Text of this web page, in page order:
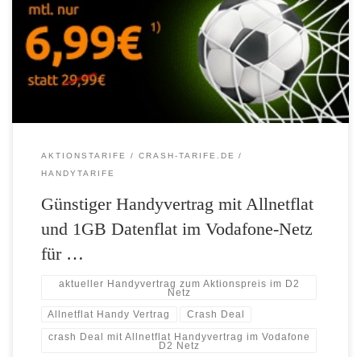
den mobilcom-debitel Tarif „Flat Allnet Comfort“ für 6,99 Euro im
Monat an – aber wie immer bei crash-tarife.de gilt das Angebot nur
vorübergehend und für eine limitierte Stückzahl Den Tarif Flat Allnet
[…]
AKTIONSTARIFE
CRASH-TARIFE.DE
HANDYTARIFE
Günstiger Handyvertrag mit Allnetflat
und 1GB Datenflat im Vodafone-Netz
für …
aktueller Handyvertrag zum Aktionspreis im D2
Netz
Allnetflat Handy Vertrag Crash Deal
crash Deal mit Allnetflat Handyvertrag im Vodafone
D2 Netz